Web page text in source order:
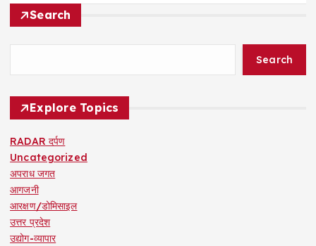
Search
Search
Explore Topics
RADAR दर्पण
Uncategorized
अपराध जगत
आगजनी
आरक्षण/डोमिसाइल
उत्तर प्रदेश
उद्योग-व्यापार